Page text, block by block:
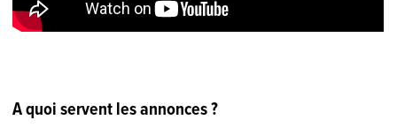
A quoi servent les annonces ?